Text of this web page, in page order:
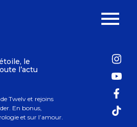
le
l’actu
Twelv et rejoins
En bonus,
et sur l’amour.